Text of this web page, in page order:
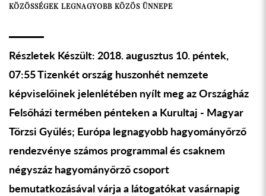
KÖZÖSSÉGEK LEGNAGYOBB KÖZÖS ÜNNEPE
Részletek Készült: 2018. augusztus 10. péntek,
07:55 Tizenkét ország huszonhét nemzete
képviselőinek jelenlétében nyílt meg az Országház
Felsőházi termében pénteken a Kurultaj - Magyar
Törzsi Gyűlés; Európa legnagyobb hagyományőrző
rendezvénye számos programmal és csaknem
négyszáz hagyományőrző csoport
bemutatkozásával várja a látogatókat vasárnapig